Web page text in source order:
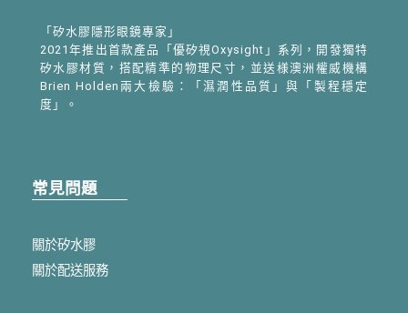
「矽水膠隱形眼鏡專家」
2021年推出首款產品「優矽視Oxysight」系列，開發獨特
矽水膠材質，搭配精準的物理尺寸，並送様澳洲權威機構
Brien Holden兩大檢驗：「濕潤性品質」與「製程穩定
度」。
常見問題
關於矽水膠
關於配送服務